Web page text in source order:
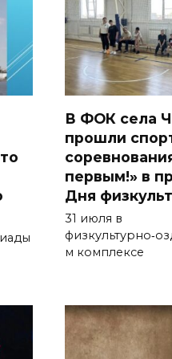
В ФОК села
прошли
первым!» в
Дня
31 июля в
м комплексе